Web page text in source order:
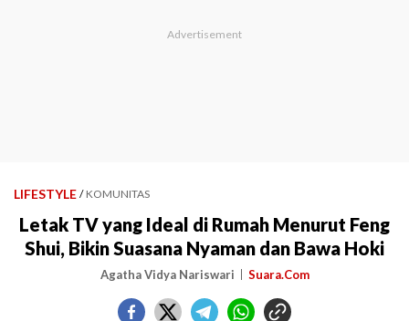
LIFESTYLE / KOMUNITAS
Letak TV yang Ideal di Rumah Menurut Feng
Shui, Bikin Suasana Nyaman dan Bawa Hoki
Agatha Vidya Nariswari Suara.Com